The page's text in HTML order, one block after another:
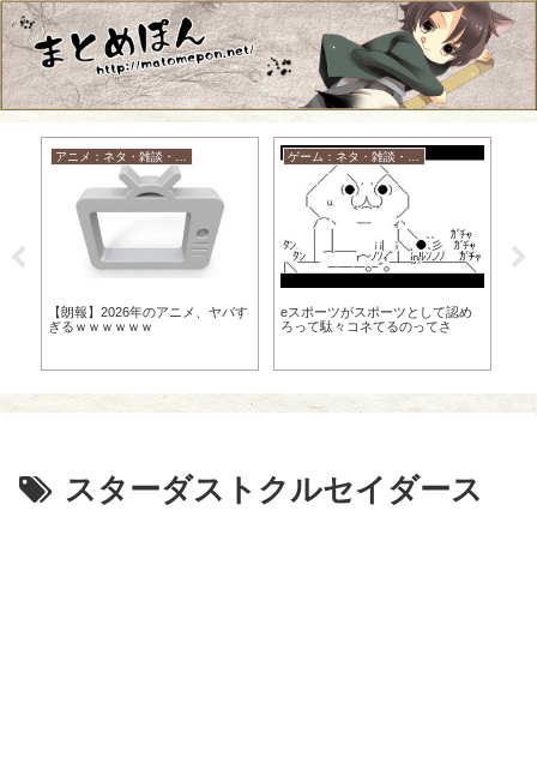
アニメ：ネタ・雑談・ニュース
【朗報】2026年のアニメ、ヤバす
ぎるｗｗｗｗｗｗ
ゲーム：ネタ・雑談・ニュース
eスポーツがスポーツとして認め
ろって駄々コネてるのってさ
【
最
スターダストクルセイダース